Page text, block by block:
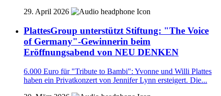
29. April 2026
PlattesGroup unterstützt Stiftung: "The Voice
of Germany"-Gewinnerin beim
Eröffnungsabend von NEU DENKEN
6.000 Euro für "Tribute to Bambi": Yvonne und Willi Plattes
haben ein Privatkonzert von Jennifer Lynn ersteigert. Die...